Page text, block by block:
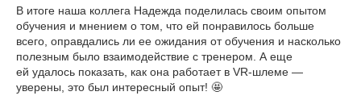
В итоге наша коллега Надежда поделилась своим опытом
обучения и мнением о том, что ей понравилось больше
всего, оправдались ли ее ожидания от обучения и насколько
полезным было взаимодействие с тренером. А еще
ей удалось показать, как она работает в VR-шлеме —
уверены, это был интересный опыт! 🤩